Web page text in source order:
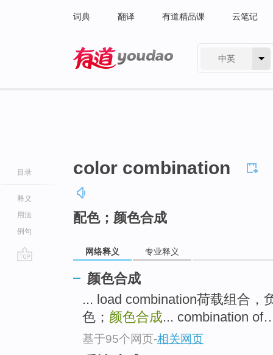
词典 翻译 有道精品课 云笔记
中英
目录
释义
用法
例句
color combination
配色；颜色合成
网络释义 专业释义
颜色合成
... load combination荷载组合，
色； 颜色合成... combination
基于95个网页-相关网页